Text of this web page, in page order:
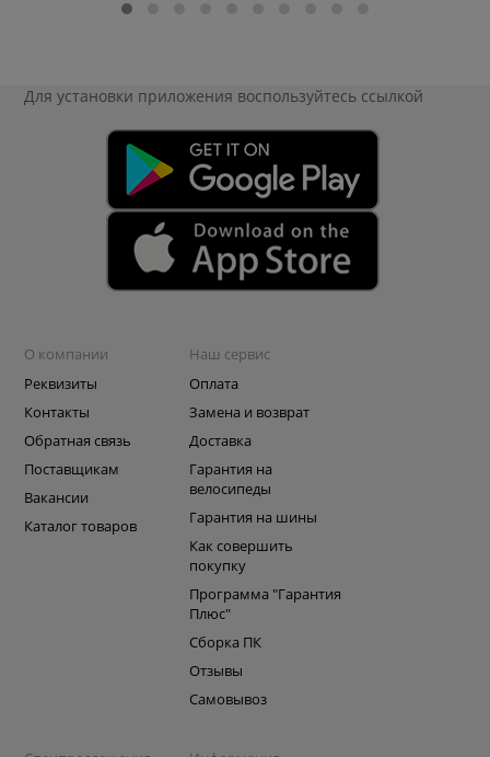
Для установки приложения воспользуйтесь ссылкой
О компании
Реквизиты
Контакты
Обратная связь
Поставщикам
Вакансии
Каталог товаров
Наш сервис
Оплата
Замена и возврат
Доставка
Гарантия на
велосипеды
Гарантия на шины
Как совершить
покупку
Программа "Гарантия
Плюс"
Сборка ПК
Отзывы
Самовывоз